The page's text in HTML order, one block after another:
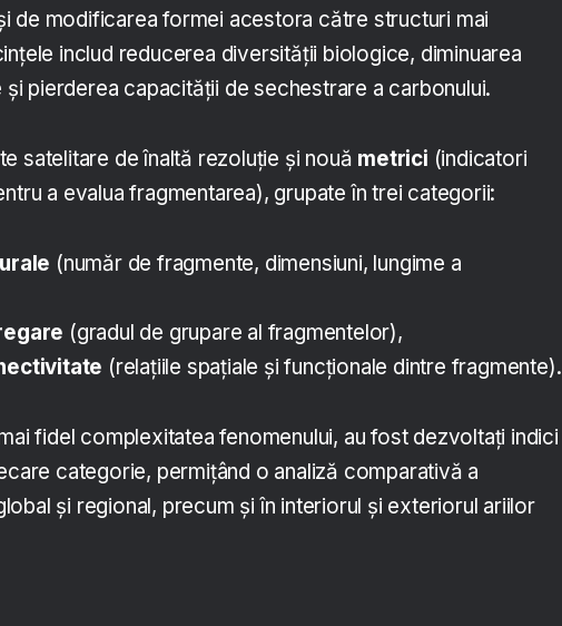
de modificarea formei acestora către structuri mai
includ reducerea diversității biologice, diminuarea
pierderea capacității de sechestrare a carbonului.
satelitare de înaltă rezoluție și nouă metrici (indicatori
a evalua fragmentarea), grupate în trei categorii:
(număr de fragmente, dimensiuni, lungime a
(gradul de grupare al fragmentelor),
(relațiile spațiale și funcționale dintre fragmente).
fidel complexitatea fenomenului, au fost dezvoltați indici
categorie, permițând o analiză comparativă a
și regional, precum și în interiorul și exteriorul ariilor